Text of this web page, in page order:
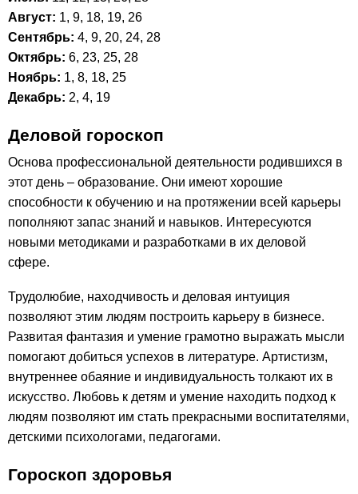
Август: 1, 9, 18, 19, 26
Сентябрь: 4, 9, 20, 24, 28
Октябрь: 6, 23, 25, 28
Ноябрь: 1, 8, 18, 25
Декабрь: 2, 4, 19
Деловой гороскоп
Основа профессиональной деятельности родившихся в
этот день – образование. Они имеют хорошие
способности к обучению и на протяжении всей карьеры
пополняют запас знаний и навыков. Интересуются
новыми методиками и разработками в их деловой
сфере.
Трудолюбие, находчивость и деловая интуиция
позволяют этим людям построить карьеру в бизнесе.
Развитая фантазия и умение грамотно выражать мысли
помогают добиться успехов в литературе. Артистизм,
внутреннее обаяние и индивидуальность толкают их в
искусство. Любовь к детям и умение находить подход к
людям позволяют им стать прекрасными воспитателями,
детскими психологами, педагогами.
Гороскоп здоровья